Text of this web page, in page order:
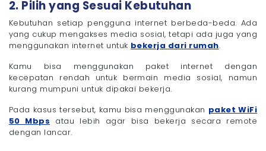
2. Pilih yang Sesuai Kebutuhan
Kebutuhan setiap pengguna internet berbeda-beda. Ada
yang cukup mengakses media sosial, tetapi ada juga yang
menggunakan internet untuk bekerja dari rumah.
Kamu bisa menggunakan paket internet dengan
kecepatan rendah untuk bermain media sosial, namun
kurang mumpuni untuk dipakai bekerja.
Pada kasus tersebut, kamu bisa menggunakan paket WiFi
50 Mbps atau lebih agar bisa bekerja secara remote
dengan lancar.